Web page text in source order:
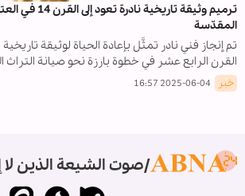
ترميم وثيقة تاريخية
المقدّسة
تم إنجاز فني نادر تمثَّل بإعادة الحياة لوثيقة تاريخية
القرن الرابع عشر في خطوة بارزة نحو صيانة التراث
خبر 2025-06-04 16:57
صوت الشيعة الذين لا